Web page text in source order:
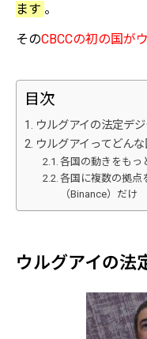
ます 。
そのCBCCの初の国が
目次
ウルグアイの法定デ
ウルグアイってどんな
各国の動きをもっ
各国に複数の拠点
（Binance）だけ
ウルグアイの法